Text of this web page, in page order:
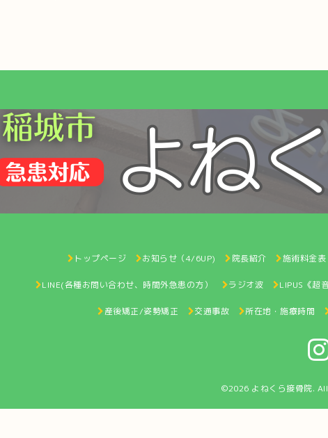
トップページ お知らせ（4/6UP) 院長紹介 施術料金表
LINE(各種お問い合わせ、時間外急患の方） ラジオ波 LIPUS《超
産後矯正/姿勢矯正 交通事故 所在地・施療時間
©2026 よねくら接骨院.